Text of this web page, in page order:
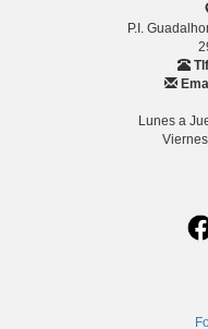
P.I.
Lunes a